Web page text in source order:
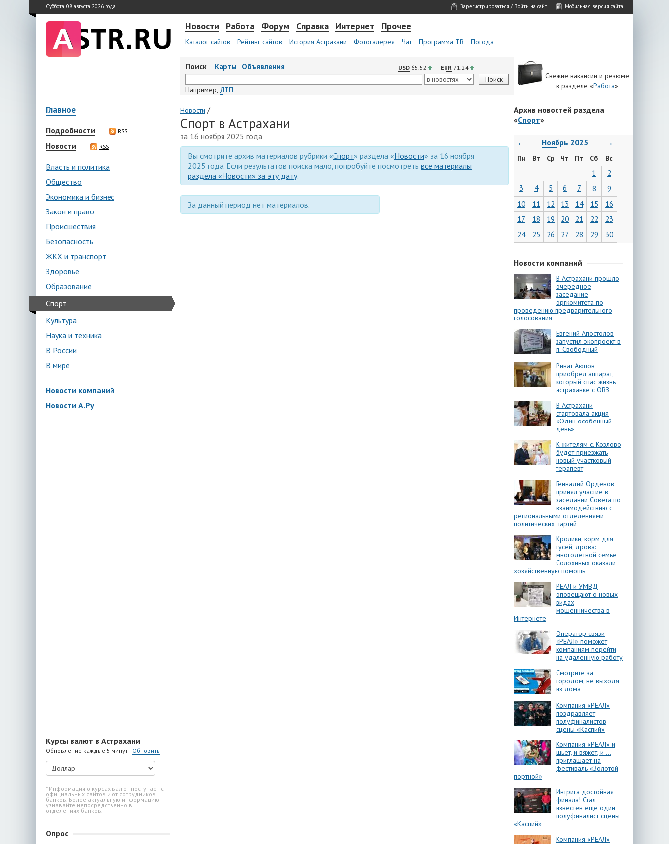
Суббота, 08 августа 2026 года Зарегистрироваться / Войти на сайт Мобильная версия сайта
Новости Работа Форум Справка Интернет Прочее
Каталог сайтов Рейтинг сайтов История Астрахани Фотогалерея Чат Программа ТВ Погода
Поиск Карты Объявления USD 65.52 EUR 71.24
Например, ДТП
Свежие вакансии и резюме
в разделе «Работа»
Главное
Подробности RSS
Новости RSS
Власть и политика
Общество
Экономика и бизнес
Закон и право
Происшествия
Безопасность
ЖКХ и транспорт
Здоровье
Образование
Спорт
Культура
Наука и техника
В России
В мире
Новости компаний
Новости А.Ру
Курсы валют в Астрахани
Обновление каждые 5 минут | Обновить
* Информация о курсах валют поступает с
официальных сайтов и от сотрудников
банков. Более актуальную информацию
узнавайте непосредственно в
отделениях банков.
Опрос
Новости /
Спорт в Астрахани
за 16 ноября 2025 года
Вы смотрите архив материалов рубрики «Спорт» раздела «Новости» за 16 ноября
2025 года. Если результатов поиска мало, попробуйте посмотреть все материалы
раздела «Новости» за эту дату.
За данный период нет материалов.
Архив новостей раздела
«Спорт»
← Ноябрь 2025 →
Пн Вт Ср Чт Пт Сб Вс
1
2
3
4 5 6 7 8
9
10
11 12 13 14 15
16
17
18 19 20 21 22
23
24
25 26 27 28 29 30
Новости компаний
В Астрахани прошло
очередное
заседание
оргкомитета по
проведению предварительного
голосования
Евгений Апостолов
запустил экопроект в
п. Свободный
Ринат Аюпов
приобрел аппарат,
который спас жизнь
астраханке с ОВЗ
В Астрахани
стартовала акция
«Один особенный
день»
К жителям с. Козлово
будет приезжать
новый участковый
терапевт
Геннадий Орденов
принял участие в
заседании Совета по
взаимодействию с
региональными отделениями
политических партий
Кролики, корм для
гусей, дрова:
многодетной семье
Солохиных оказали
хозяйственную помощь
РЕАЛ и УМВД
оповещают о новых
видах
мошенничества в
Интернете
Оператор связи
«РЕАЛ» поможет
компаниям перейти
на удаленную работу
Смотрите за
городом, не выходя
из дома
Компания «РЕАЛ»
поздравляет
полуфиналистов
сцены «Каспий»
Компания «РЕАЛ» и
шьет, и вяжет, и …
приглашает на
фестиваль «Золотой
портной»
Интрига достойная
финала! Стал
известен еще один
полуфиналист сцены
«Каспий»
Компания «РЕАЛ»